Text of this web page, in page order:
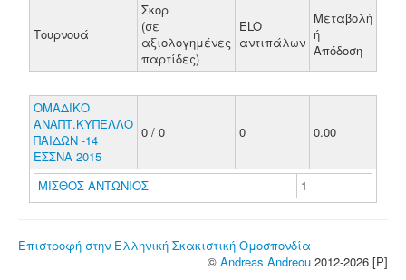
Τουρνουά
Σκορ
(σε
αξιολογημένες
παρτίδες)
ELO
αντιπάλων
Μεταβολή
ή
Απόδοση
ΟΜΑΔΙΚΟ
ΑΝΑΠΤ.ΚΥΠΕΛΛΟ
ΠΑΙΔΩΝ -14
ΕΣΣΝΑ 2015
0 / 0 0 0.00
ΜΙΣΘΟΣ ΑΝΤΩΝΙΟΣ 1
Επιστροφή στην Ελληνική Σκακιστική Ομοσπονδία
© Andreas Andreou 2012-2026 [P]